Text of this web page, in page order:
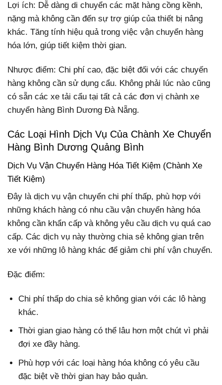
Lợi ích: Dễ dàng di chuyển các mặt hàng cồng kềnh,
nặng mà không cần đến sự trợ giúp của thiết bị nâng
khác. Tăng tính hiệu quả trong việc vận chuyển hàng
hóa lớn, giúp tiết kiệm thời gian.
Nhược điểm: Chi phí cao, đặc biệt đối với các chuyến
hàng không cần sử dụng cẩu. Không phải lúc nào cũng
có sẵn các xe tải cẩu tại tất cả các đơn vị chành xe
chuyển hàng Bình Dương Đà Nẵng.
Các Loại Hình Dịch Vụ Của Chành Xe Chuyển
Hàng Bình Dương Quảng Bình
Dịch Vụ Vận Chuyển Hàng Hóa Tiết Kiệm (Chành Xe
Tiết Kiệm)
Đây là dịch vụ vận chuyển chi phí thấp, phù hợp với
những khách hàng có nhu cầu vận chuyển hàng hóa
không cần khẩn cấp và không yêu cầu dịch vụ quá cao
cấp. Các dịch vụ này thường chia sẻ không gian trên
xe với những lô hàng khác để giảm chi phí vận chuyển.
Đặc điểm:
Chi phí thấp do chia sẻ không gian với các lô hàng
khác.
Thời gian giao hàng có thể lâu hơn một chút vì phải
đợi xe đầy hàng.
Phù hợp với các loại hàng hóa không có yêu cầu
đặc biệt về thời gian hay bảo quản.